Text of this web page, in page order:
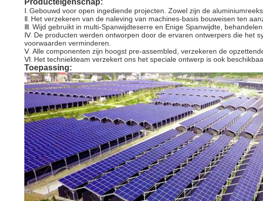
Producteigenschap:
Ⅰ Gebouwd voor open ingediende projecten. Zowel zijn de
Ⅱ Het verzekeren van de naleving van machines-basis bouweisen ten
Ⅲ Wijd gebruikt in multi-Spanwijdteserre en Enige Spanwijdte,
Ⅳ De producten werden ontworpen door de ervaren ontwerpers die het
voorwaarden verminderen.
Ⅴ Alle componenten zijn hoogst pre-assembled, verzekeren de
Ⅵ Het techniekteam verzekert ons het speciale ontwerp is ook
Toepassing: